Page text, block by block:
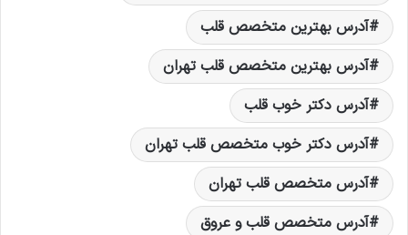
آدرس بهترین متخصص قلب
آدرس بهترین متخصص قلب تهران
آدرس دکتر خوب قلب
آدرس دکتر خوب متخصص قلب تهران
آدرس متخصص قلب تهران
آدرس متخصص قلب و عروق